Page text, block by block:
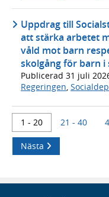
Uppdrag till
att stärka arbetet
våld mot barn
skolgång för barn
Publicerad 31 juli
Regeringen,
1 - 20 21 - 40
Nästa